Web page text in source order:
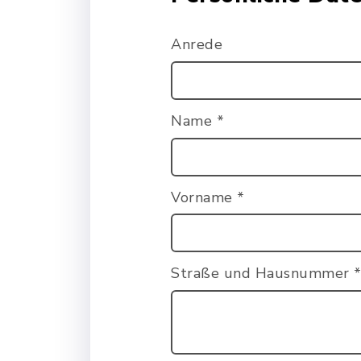
Anrede
Name *
Vorname *
Straße und Hausnummer *